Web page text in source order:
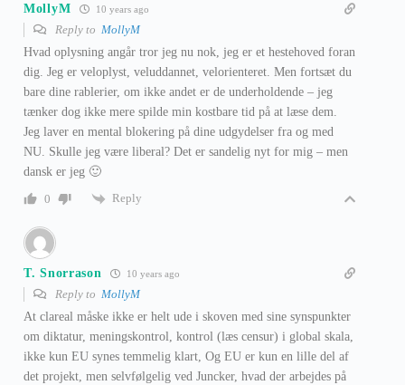
MollyM 10 years ago
Reply to MollyM
Hvad oplysning angår tror jeg nu nok, jeg er et hestehoved foran
dig. Jeg er veloplyst, veluddannet, velorienteret. Men fortsæt du
bare dine rablerier, om ikke andet er de underholdende – jeg
tænker dog ikke mere spilde min kostbare tid på at læse dem.
Jeg laver en mental blokering på dine udgydelser fra og med
NU. Skulle jeg være liberal? Det er sandelig nyt for mig – men
dansk er jeg 🙂
0
Reply
T. Snorrason 10 years ago
Reply to MollyM
At clareal måske ikke er helt ude i skoven med sine synspunkter
om diktatur, meningskontrol, kontrol (læs censur) i global skala,
ikke kun EU synes temmelig klart, Og EU er kun en lille del af
det projekt, men selvfølgelig ved Juncker, hvad der arbejdes på